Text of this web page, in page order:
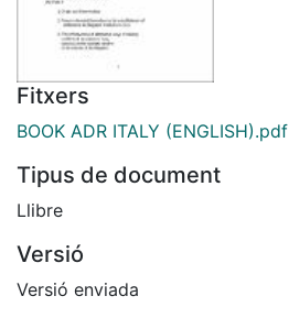
Fitxers
BOOK ADR ITALY (ENGLISH).pdf
Tipus de document
Llibre
Versió
Versió enviada